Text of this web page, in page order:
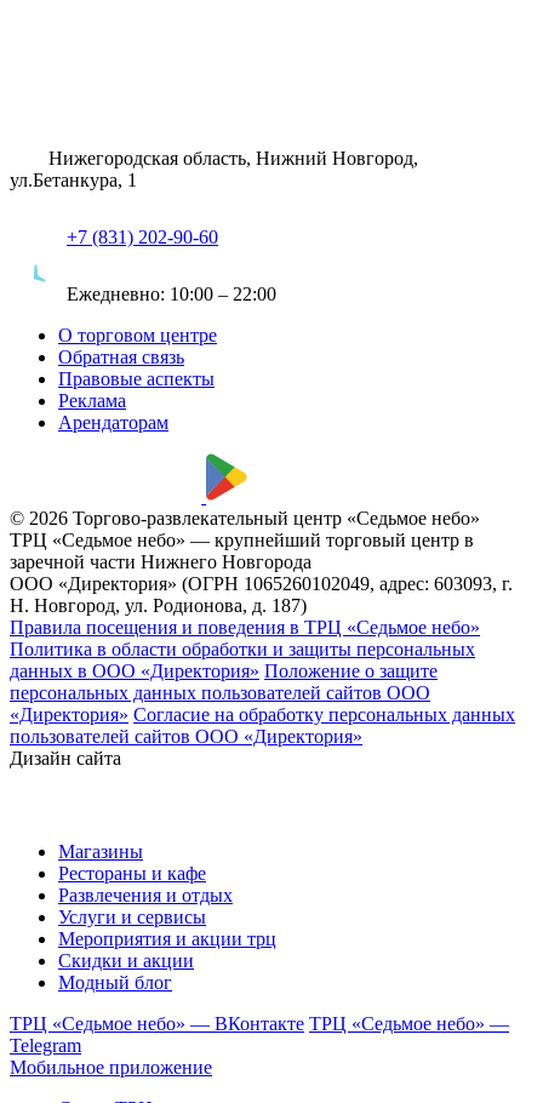
Нижегородская область, Нижний Новгород,
ул.Бетанкура, 1
+7 (831) 202-90-60
Ежедневно: 10:00 – 22:00
О торговом центре
Обратная связь
Правовые аспекты
Реклама
Арендаторам
© 2026 Торгово-развлекательный центр «Седьмое небо»
ТРЦ «Седьмое небо» — крупнейший торговый центр в
заречной части Нижнего Новгорода
ООО «Директория» (ОГРН 1065260102049, адрес: 603093, г.
Н. Новгород, ул. Родионова, д. 187)
Правила посещения и поведения в ТРЦ «Седьмое небо»
Политика в области обработки и защиты персональных
данных в ООО «Директория» Положение о защите
персональных данных пользователей сайтов ООО
«Директория» Согласие на обработку персональных данных
пользователей сайтов ООО «Директория»
Дизайн сайта
Магазины
Рестораны и кафе
Развлечения и отдых
Услуги и сервисы
Мероприятия и акции трц
Скидки и акции
Модный блог
ТРЦ «Седьмое небо» — ВКонтакте ТРЦ «Седьмое небо» —
Telegram
Мобильное приложение